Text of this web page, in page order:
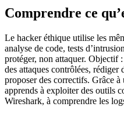
Comprendre ce
Le hacker éthique utilise les
analyse de code, tests
protéger, non attaquer. Objectif
des attaques contrôlées,
proposer des correctifs. Grâce à
apprends à exploiter des outils
Wireshark, à comprendre les